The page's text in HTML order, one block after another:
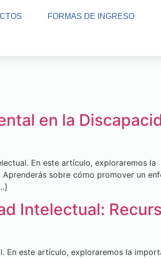
FORMAS DE INGRESO
en la
En este artículo, exploraremos la
sobre cómo promover un
Intelectual:
En este artículo, exploraremos la